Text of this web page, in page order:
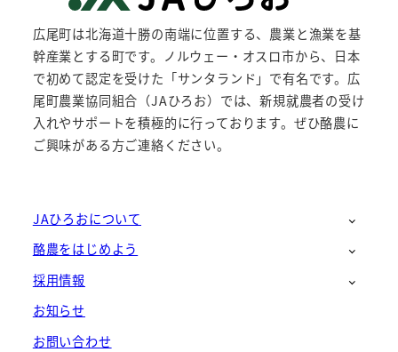
広尾町は北海道十勝の南端に位置する、農業と漁業を基
幹産業とする町です。ノルウェー・オスロ市から、日本
で初めて認定を受けた「サンタランド」で有名です。広
尾町農業協同組合（JAひろお）では、新規就農者の受け
入れやサポートを積極的に行っております。ぜひ酪農に
ご興味がある方ご連絡ください。
JAひろおについて
酪農をはじめよう
採用情報
お知らせ
お問い合わせ